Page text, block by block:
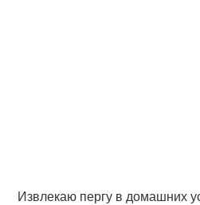
Извлекаю пергу в домашних